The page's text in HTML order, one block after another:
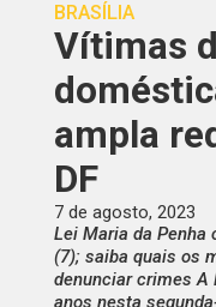
BRASÍLIA
Vítimas
ampla
DF
7 de agosto, 2023
Lei Maria da Penha
(7); saiba quais os
denunciar crimes A
anos nesta